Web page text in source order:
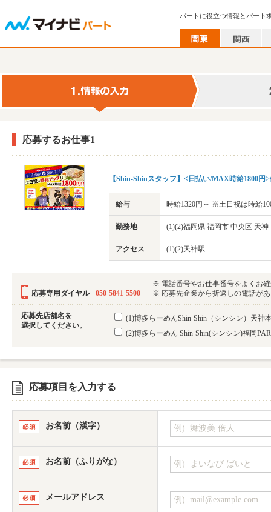
パートに役立つ情報とパート
応募するお仕事1
【Shin-Shinスタッフ】<日払い/MAX時給1800
給与 時給1320円～ ※土日祝は時給
勤務地 (1)(2)福岡県 福岡市 中央区 天神
アクセス (1)(2)天神駅
応募専用ダイヤル 050-5841-5500
※ 電話番号やお仕事番号をよくお
※ 応募先企業から折返しの電話が
応募先店舗名を
選択してください。
(1)博多らーめんShin-Shin（シンシン）天神
(2)博多らーめん Shin-Shin(シンシン)福岡
応募項目を入力する
お名前（漢字）
お名前（ふりがな）
メールアドレス